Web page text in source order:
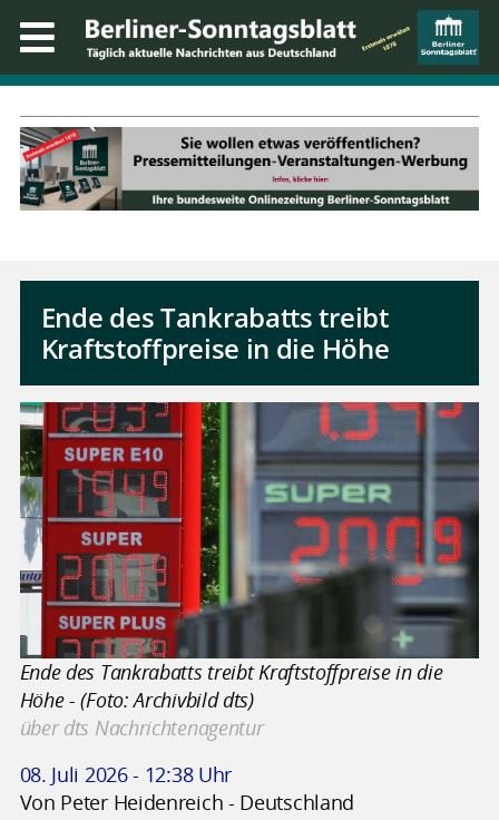
Ende des Tankrabatts treibt
Kraftstoffpreise in die Höhe
Ende des Tankrabatts treibt Kraftstoffpreise in die
Höhe - (Foto: Archivbild dts)
über dts Nachrichtenagentur
08. Juli 2026 - 12:38 Uhr
Von Peter Heidenreich - Deutschland